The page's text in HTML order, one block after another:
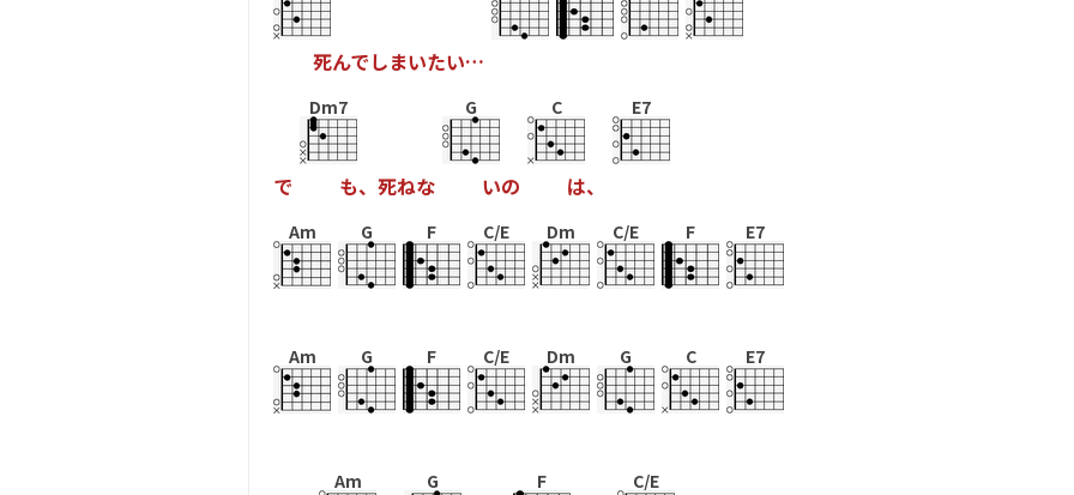
死んでしまいたい…
で
Dm7
も、 死ねな
G
いの
C
は、
E7
Am G F C/E Dm C/E F E7
Am G F C/E Dm G C E7
Am G F C/E